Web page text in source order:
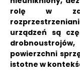
rolę w
urządzeń są
powierzchni
istotne w